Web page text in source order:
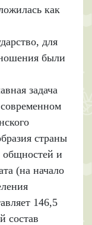
как
для
были
задача
страны
общностей и
(на начало
146,5
состав